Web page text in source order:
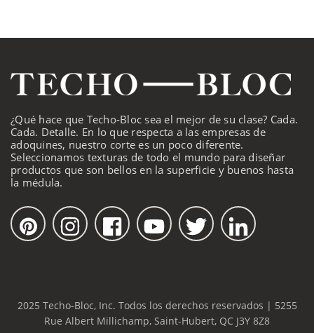
¿Qué hace que Techo-Bloc sea el mejor de su clase? Cada.
Cada. Detalle. En lo que respecta a las empresas de
adoquines, nuestro corte es un poco diferente.
Seleccionamos texturas de todo el mundo para diseñar
productos que son bellos en la superficie y buenos hasta
la médula.
2025 Techo-Bloc, Inc. Todos los derechos reservados | 5255
Rue Albert Millichamp, Saint-Hubert, QC J3Y 8Z8